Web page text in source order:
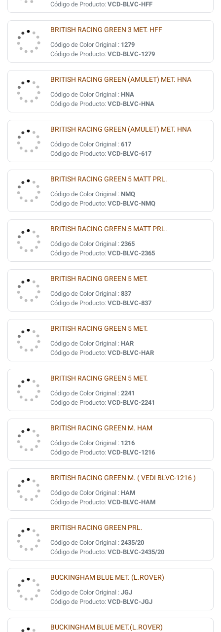
Código de Producto: VCD-BLVC-HFF
BRITISH RACING GREEN 3 MET. HFF
Código de Color Original : 1279
Código de Producto: VCD-BLVC-1279
BRITISH RACING GREEN (AMULET) MET. HNA
Código de Color Original : HNA
Código de Producto: VCD-BLVC-HNA
BRITISH RACING GREEN (AMULET) MET. HNA
Código de Color Original : 617
Código de Producto: VCD-BLVC-617
BRITISH RACING GREEN 5 MATT PRL.
Código de Color Original : NMQ
Código de Producto: VCD-BLVC-NMQ
BRITISH RACING GREEN 5 MATT PRL.
Código de Color Original : 2365
Código de Producto: VCD-BLVC-2365
BRITISH RACING GREEN 5 MET.
Código de Color Original : 837
Código de Producto: VCD-BLVC-837
BRITISH RACING GREEN 5 MET.
Código de Color Original : HAR
Código de Producto: VCD-BLVC-HAR
BRITISH RACING GREEN 5 MET.
Código de Color Original : 2241
Código de Producto: VCD-BLVC-2241
BRITISH RACING GREEN M. HAM
Código de Color Original : 1216
Código de Producto: VCD-BLVC-1216
BRITISH RACING GREEN M. ( VEDI BLVC-1216 )
Código de Color Original : HAM
Código de Producto: VCD-BLVC-HAM
BRITISH RACING GREEN PRL.
Código de Color Original : 2435/20
Código de Producto: VCD-BLVC-2435/20
BUCKINGHAM BLUE MET. (L.ROVER)
Código de Color Original : JGJ
Código de Producto: VCD-BLVC-JGJ
BUCKINGHAM BLUE MET.(L.ROVER)